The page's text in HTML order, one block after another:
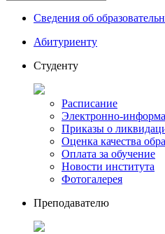
Сведения об
Абитуриенту
Студенту
Расписание
Электронно-
Приказы о
Оценка качества
Оплата за обучение
Новости института
Фотогалерея
Преподавателю